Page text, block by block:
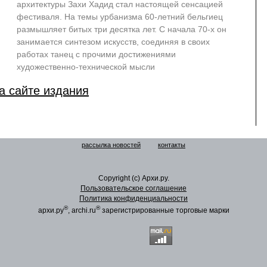
архитектуры Захи Хадид стал настоящей сенсацией
фестиваля. На темы урбанизма 60-летний бельгиец
размышляет битых три десятка лет. С начала 70-х он
занимается синтезом искусств, соединяя в своих
работах танец с прочими достижениями
художественно-технической мысли
сайте издания
рассылка новостей контакты
Copyright (c) Архи.ру.
Пользовательское соглашение
Политика конфиденциальности
архи.ру®, archi.ru®зарегистрированные торговые марки